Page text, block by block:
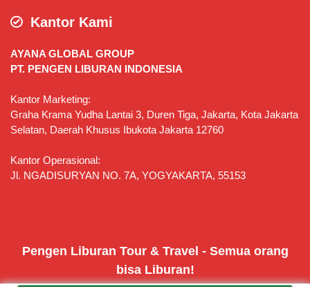
Kantor Kami
AYANA GLOBAL GROUP
PT. PENGEN LIBURAN INDONESIA
Kantor Marketing:
Graha Krama Yudha Lantai 3, Duren Tiga, Jakarta, Kota Jakarta
Selatan, Daerah Khusus Ibukota Jakarta 12760
Kantor Operasional:
Jl. NGADISURYAN NO. 7A, YOGYAKARTA, 55153
Pengen Liburan Tour & Travel - Semua orang
bisa Liburan!